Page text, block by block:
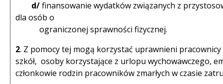
d/finansowanie wydatków związanych z
dla osób o
ograniczonej sprawności fizycznej.
2. Z pomocy tej mogą korzystać uprawnieni
szkół, osoby korzystające z urlopu wychowawczego,
członkowie rodzin pracowników zmarłych w czasie